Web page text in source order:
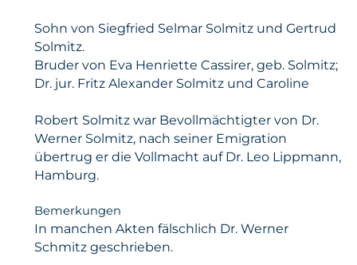
Sohn von Siegfried Selmar Solmitz und Gertrud
Solmitz.
Bruder von Eva Henriette Cassirer, geb. Solmitz;
Dr. jur. Fritz Alexander Solmitz und Caroline
Robert Solmitz war Bevollmächtigter von Dr.
Werner Solmitz, nach seiner Emigration
übertrug er die Vollmacht auf Dr. Leo Lippmann,
Hamburg.
Bemerkungen
In manchen Akten fälschlich Dr. Werner
Schmitz geschrieben.